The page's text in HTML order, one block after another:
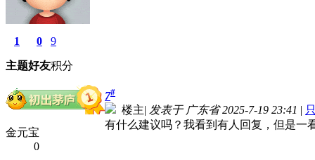
1
主题
0
好友
9
积分
金元宝
0
7#
楼主| 发表于 广东省 2025-7-19 23:41 |
有什么建议吗？我看到有人回复，但是一